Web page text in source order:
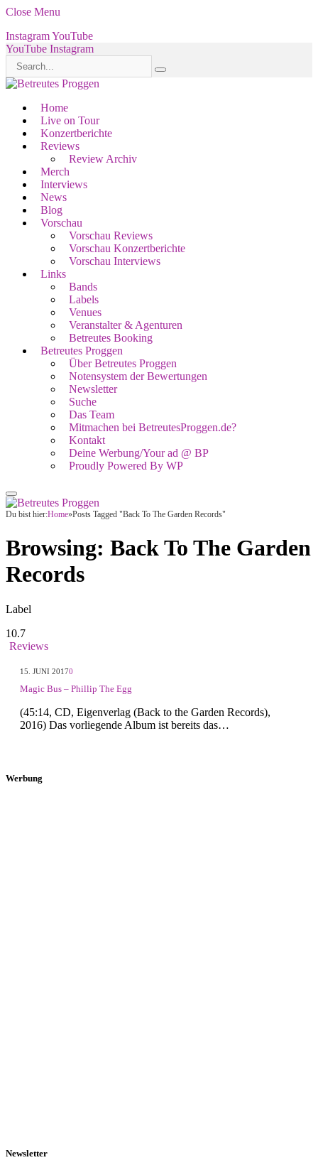
Close Menu
InstagramYouTube
YouTube Instagram
Home
Live on Tour
Konzertberichte
Reviews
Review Archiv
Merch
Interviews
News
Blog
Vorschau
Vorschau Reviews
Vorschau Konzertberichte
Vorschau Interviews
Links
Bands
Labels
Venues
Veranstalter & Agenturen
Betreutes Booking
Betreutes Proggen
Über Betreutes Proggen
Notensystem der Bewertungen
Newsletter
Suche
Das Team
Mitmachen bei BetreutesProggen.de?
Kontakt
Deine Werbung/Your ad @ BP
Proudly Powered By WP
Du bist hier:Home»Posts Tagged "Back To The Garden Records"
Browsing: Back To The Garden
Records
Label
10.7
Reviews
15. JUNI 20170
Magic Bus – Phillip The Egg
(45:14, CD, Eigenverlag (Back to the Garden Records),
2016) Das vorliegende Album ist bereits das…
Werbung
Newsletter